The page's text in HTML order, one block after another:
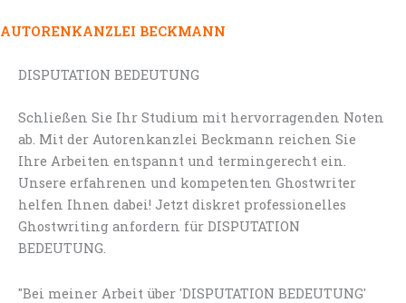
AUTORENKANZLEI BECKMANN
DISPUTATION BEDEUTUNG
Schließen Sie Ihr Studium mit hervorragenden Noten
ab. Mit der Autorenkanzlei Beckmann reichen Sie
Ihre Arbeiten entspannt und termingerecht ein.
Unsere erfahrenen und kompetenten Ghostwriter
helfen Ihnen dabei! Jetzt diskret professionelles
Ghostwriting anfordern für DISPUTATION
BEDEUTUNG.
"Bei meiner Arbeit über 'DISPUTATION BEDEUTUNG'